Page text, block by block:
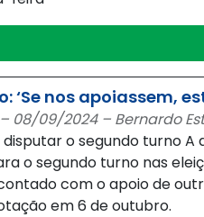
‘Se nos apoiassem,
08/09/2024 – Bernardo
o segundo turno
o segundo turno nas
com o apoio de
em 6 de outubro.